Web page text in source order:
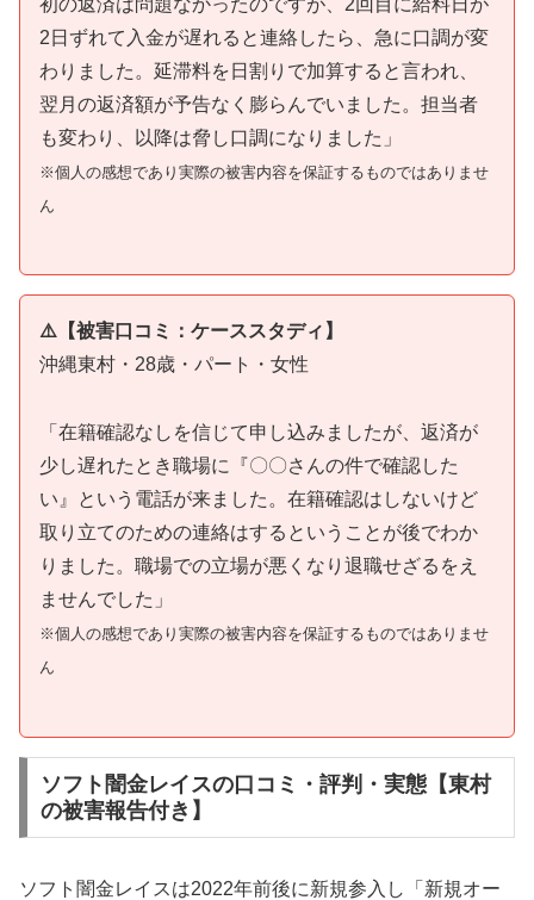
2日ずれて入金が遅れると連絡したら、急に口調が変
わりました。延滞料を日割りで加算すると言われ、
翌月の返済額が予告なく膨らんでいました。担当者
も変わり、以降は脅し口調になりました」
※個人の感想であり実際の被害内容を保証するものではありませ
ん
⚠️【被害口コミ：ケーススタディ】
沖縄東村・28歳・パート・女性
「在籍確認なしを信じて申し込みましたが、返済が
少し遅れたとき職場に『〇〇さんの件で確認した
い』という電話が来ました。在籍確認はしないけど
取り立てのための連絡はするということが後でわか
りました。職場での立場が悪くなり退職せざるをえ
ませんでした」
※個人の感想であり実際の被害内容を保証するものではありませ
ん
ソフト闇金レイスの口コミ・評判・実態【東村
の被害報告付き】
ソフト闇金レイスは2022年前後に新規参入し「新規オー